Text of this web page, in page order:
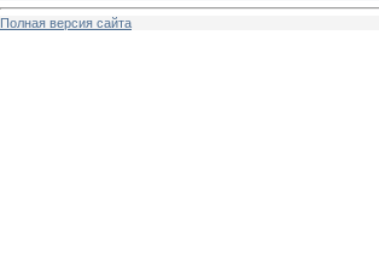
Полная версия сайта